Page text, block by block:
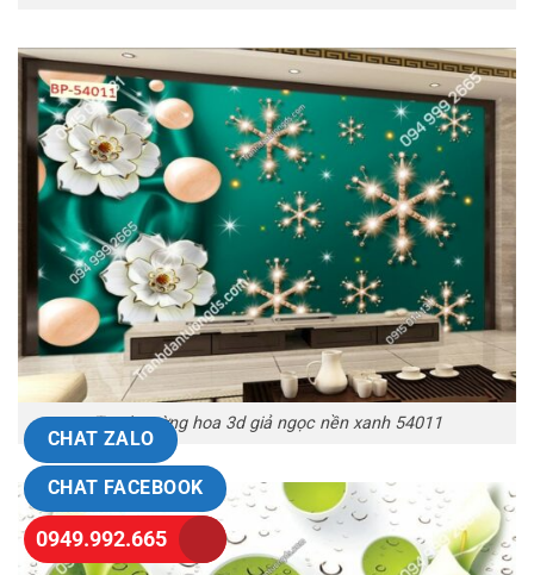
Tranh tường hoa 3d giả ngọc nền xanh 54011
CHAT ZALO
CHAT FACEBOOK
0949.992.665